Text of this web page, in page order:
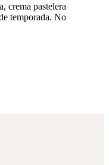
crema pastelera
temporada. No